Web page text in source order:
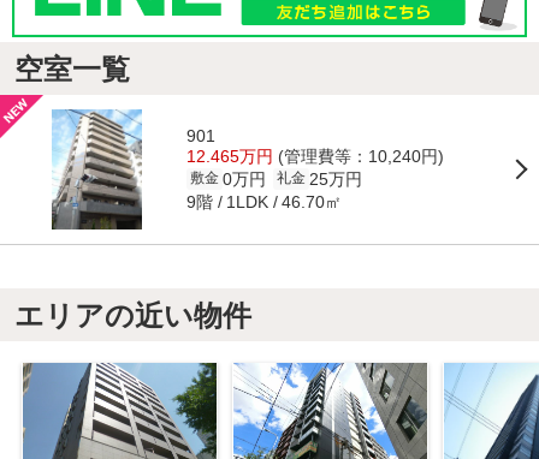
空室一覧
901
12.465万円 (管理費等：10,240円)
敷金 0万円 礼金 25万円
9階 1LDK 46.70㎡
エリアの近い物件